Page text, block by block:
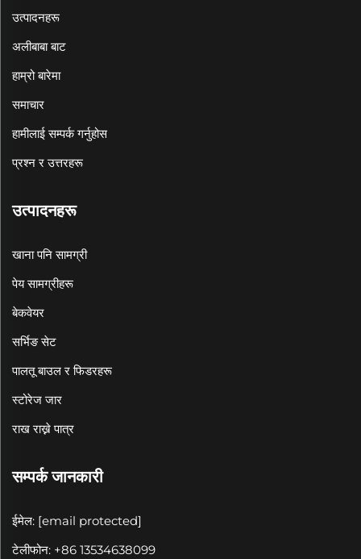
उत्पादनहरू
अलीबाबा बाट
हाम्रो बारेमा
समाचार
हामीलाई सम्पर्क गर्नुहोस
प्रश्न र उत्तरहरू
उत्पादनहरू
खाना पनि सामग्री
पेय सामग्रीहरू
बेकवेयर
सर्भिङ सेट
पालतू बाउल र फिडरहरू
स्टोरेज जार
राख राख्ने पात्र
सम्पर्क जानकारी
ईमेल: [email protected]
टेलीफोन: +86 13534638099